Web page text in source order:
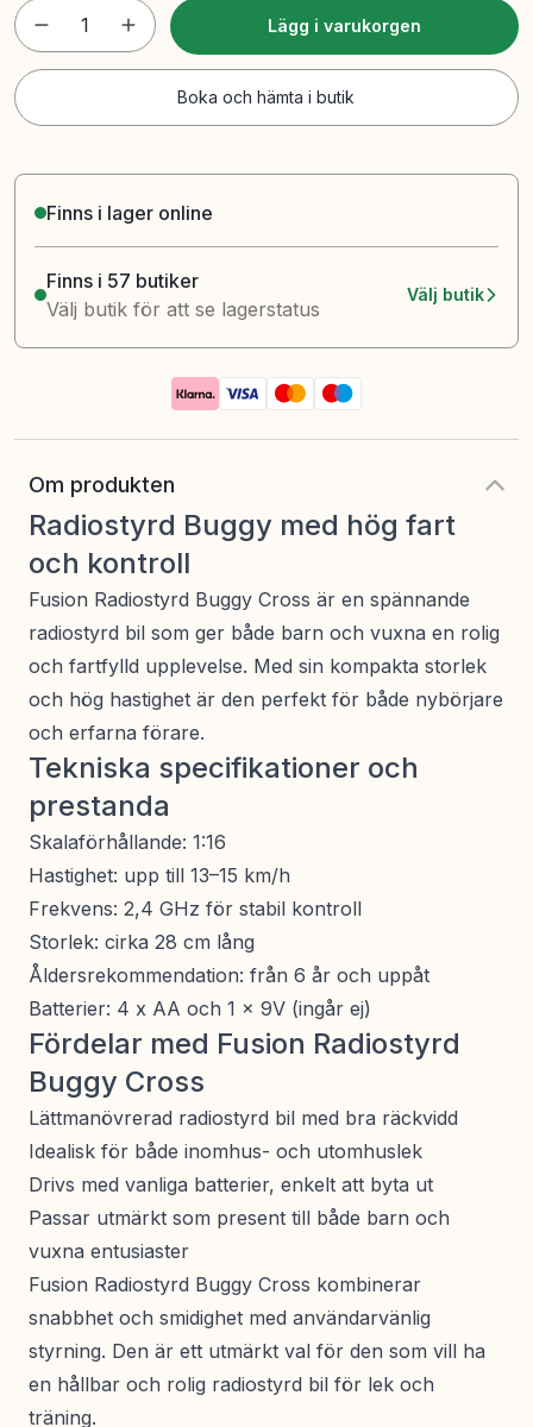
1 Lägg i varukorgen
Boka och hämta i butik
Finns i lager online
Finns i 57 butiker
Välj butik för att se lagerstatus
Välj butik
Om produkten
Radiostyrd Buggy med hög fart
och kontroll
Fusion Radiostyrd Buggy Cross är en spännande
radiostyrd bil som ger både barn och vuxna en rolig
och fartfylld upplevelse. Med sin kompakta storlek
och hög hastighet är den perfekt för både nybörjare
och erfarna förare.
Tekniska specifikationer och
prestanda
Skalaförhållande: 1:16
Hastighet: upp till 13–15 km/h
Frekvens: 2,4 GHz för stabil kontroll
Storlek: cirka 28 cm lång
Åldersrekommendation: från 6 år och uppåt
Batterier: 4 x AA och 1 x 9V (ingår ej)
Fördelar med Fusion Radiostyrd
Buggy Cross
Lättmanövrerad radiostyrd bil med bra räckvidd
Idealisk för både inomhus- och utomhuslek
Drivs med vanliga batterier, enkelt att byta ut
Passar utmärkt som present till både barn och
vuxna entusiaster
Fusion Radiostyrd Buggy Cross kombinerar
snabbhet och smidighet med användarvänlig
styrning. Den är ett utmärkt val för den som vill ha
en hållbar och rolig radiostyrd bil för lek och
träning.